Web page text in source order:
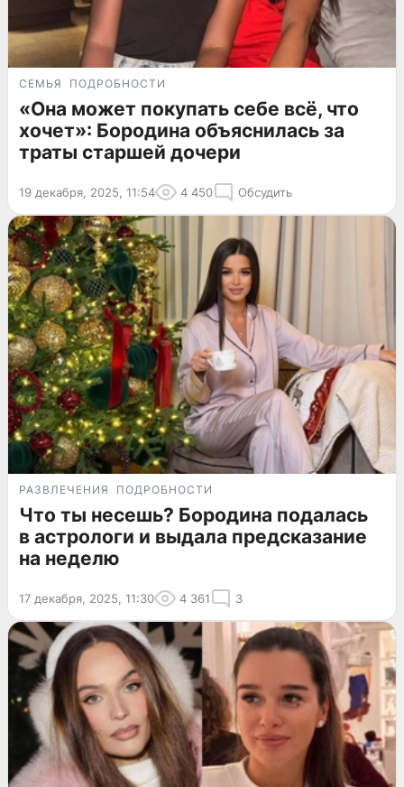
СЕМЬЯ ПОДРОБНОСТИ
«Она может покупать себе всё, что
хочет»: Бородина объяснилась за
траты старшей дочери
19 декабря, 2025, 11:54 4 450 Обсудить
РАЗВЛЕЧЕНИЯ ПОДРОБНОСТИ
Что ты несешь? Бородина подалась
в астрологи и выдала предсказание
на неделю
17 декабря, 2025, 11:30 4 361 3